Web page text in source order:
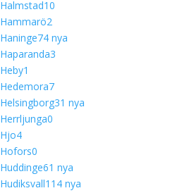
Halmstad10
Hammarö2
Haninge74 nya
Haparanda3
Heby1
Hedemora7
Helsingborg31 nya
Herrljunga0
Hjo4
Hofors0
Huddinge61 nya
Hudiksvall11 4 nya